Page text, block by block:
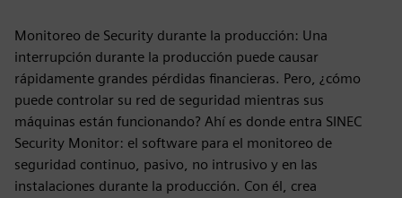
Monitoreo de Security durante la producción: Una
interrupción durante la producción puede causar
rápidamente grandes pérdidas financieras. Pero, ¿cómo
puede controlar su red de seguridad mientras sus
máquinas están funcionando? Ahí es donde entra SINEC
Security Monitor: el software para el monitoreo de
seguridad continuo, pasivo, no intrusivo y en las
instalaciones durante la producción. Con él, crea